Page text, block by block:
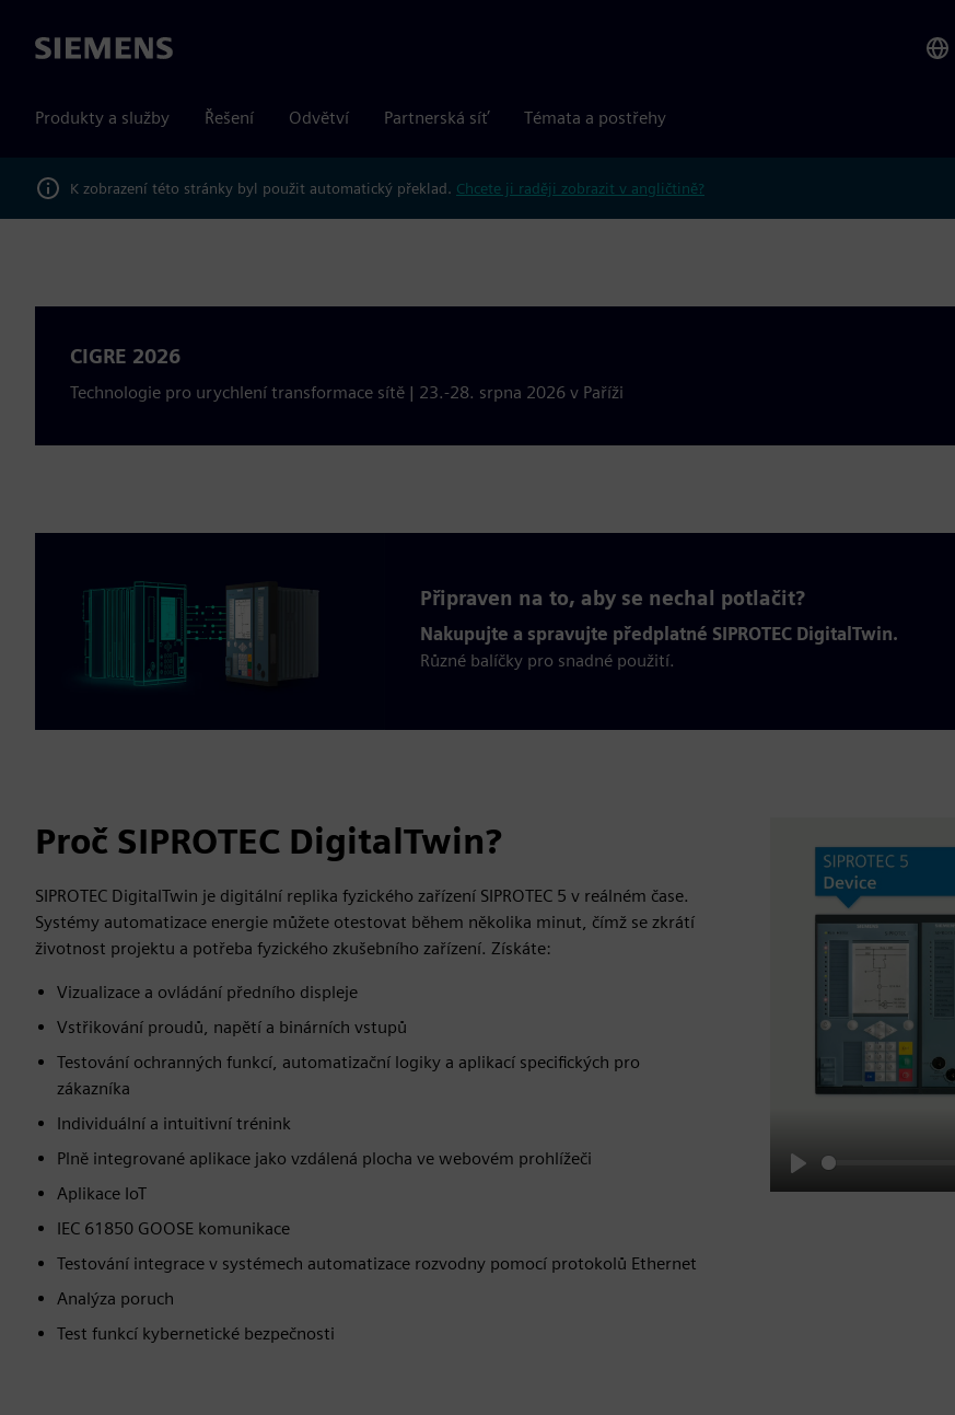
Siemens
Produkty a služby Řešení Odvětví Partnerská síť Témata a postřehy
K zobrazení této stránky byl použit automatický překlad. Chcete ji raději zobrazit v angličtině?
CIGRE 2026
Technologie pro urychlení transformace sítě | 23.-28. srpna 2026 v Paříži
Připraven na to, aby se nechal potlačit?
Nakupujte a spravujte předplatné SIPROTEC DigitalTwin.
Různé balíčky pro snadné použití.
Proč SIPROTEC DigitalTwin?
SIPROTEC DigitalTwin je digitální replika fyzického zařízení SIPROTEC 5 v reálném čase.
Systémy automatizace energie můžete otestovat během několika minut, čímž se zkrátí
životnost projektu a potřeba fyzického zkušebního zařízení. Získáte:
Vizualizace a ovládání předního displeje
Vstřikování proudů, napětí a binárních vstupů
Testování ochranných funkcí, automatizační logiky a aplikací specifických pro
zákazníka
Individuální a intuitivní trénink
Plně integrované aplikace jako vzdálená plocha ve webovém prohlížeči
Aplikace IoT
IEC 61850 GOOSE komunikace
Testování integrace v systémech automatizace rozvodny pomocí protokolů Ethernet
Analýza poruch
Test funkcí kybernetické bezpečnosti
Play